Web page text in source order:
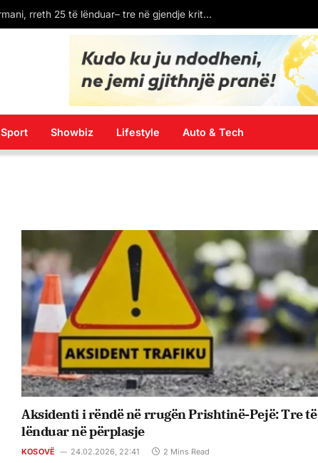
LAJM I FUNDIT: Spanja ekstradon në Kosovë Dukagjin Nikollajn, protagonistin e përleshjes në “Bon Vivant”
Sport Showbiz Lifestyle Auto & Tech
Aksidenti i rëndë në rrugën Prishtinë-Pejë: Tre të
lënduar në përplasje
KOSOVË 24.02.2026, 22:41 2 Mins Read